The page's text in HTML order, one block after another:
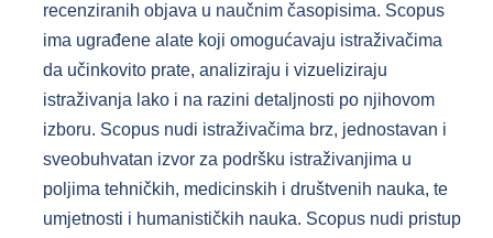
recenziranih objava u naučnim časopisima. Scopus
ima ugrađene alate koji omogućavaju istraživačima
da učinkovito prate, analiziraju i vizueliziraju
istraživanja lako i na razini detaljnosti po njihovom
izboru. Scopus nudi istraživačima brz, jednostavan i
sveobuhvatan izvor za podršku istraživanjima u
poljima tehničkih, medicinskih i društvenih nauka, te
umjetnosti i humanističkih nauka. Scopus nudi pristup